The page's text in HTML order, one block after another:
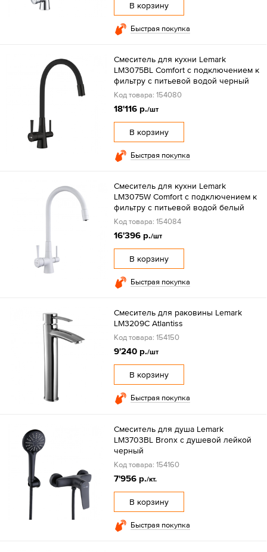
В корзину
Быстрая покупка
Смеситель для кухни Lemark
LM3075BL Comfort с подключением к
фильтру с питьевой водой черный
Код товара: 154080
18'116 р./шт
В корзину
Быстрая покупка
Смеситель для кухни Lemark
LM3075W Comfort с подключением к
фильтру с питьевой водой белый
Код товара: 154084
16'396 р./шт
В корзину
Быстрая покупка
Смеситель для раковины Lemark
LM3209C Atlantiss
Код товара: 154150
9'240 р./шт
В корзину
Быстрая покупка
Смеситель для душа Lemark
LM3703BL Bronx с душевой лейкой
черный
Код товара: 154160
7'956 р./кт.
В корзину
Быстрая покупка